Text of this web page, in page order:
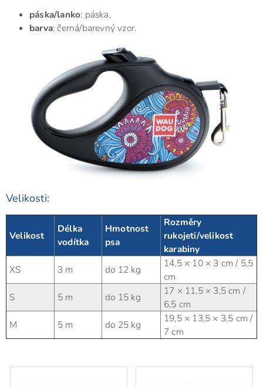
páska/lanko: páska,
barva: černá/barevný vzor.
Velikosti:
Velikost
Délka
vodítka
Hmotnost
psa
Rozměry
rukojeti/velikost
karabiny
XS
3 m do 12 kg
14,5 × 10 × 3 cm / 5,5
cm
S
5 m do 15 kg
17 × 11,5 × 3,5 cm /
6,5 cm
M
5 m do 25 kg
19,5 × 13,5 × 3,5 cm /
7 cm